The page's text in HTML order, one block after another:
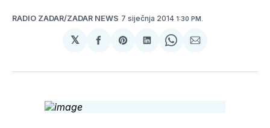
RADIO ZADAR/ZADAR NEWS 7 siječnja 2014 1:30 PM.
𝕏
podijeliSharepodijeliSharepodijeli